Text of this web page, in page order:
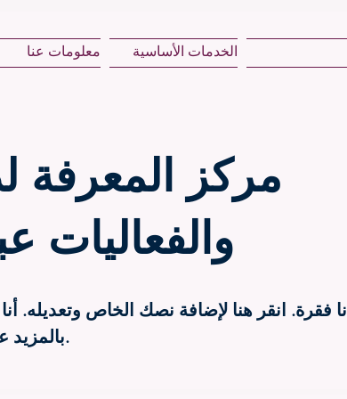
معلومات عنا الخدمات الأساسية
مركز المعرفة
والفعاليات
أنا فقرة. انقر هنا لإضافة نصك الخاص
بالمزيد عنك.